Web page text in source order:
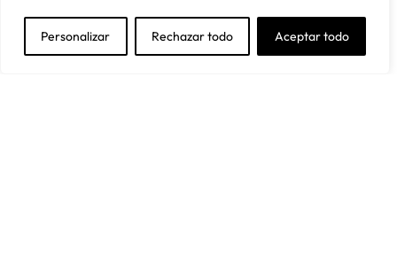
Personalizar Rechazar todo Aceptar todo
SUSCRÍBETE A NUESTRA NEWSLETTER
Y obtén un 5% de descuento en tu primera compra